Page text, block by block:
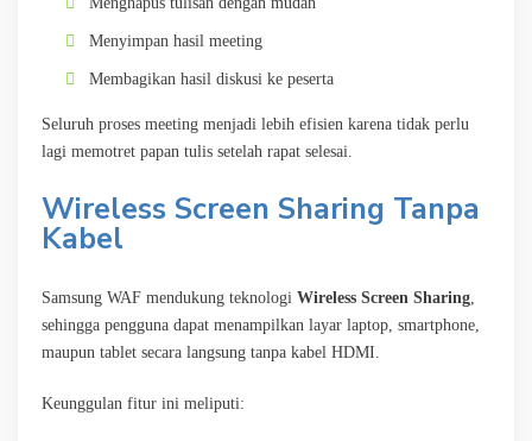
Menyimpan hasil meeting
Membagikan hasil diskusi ke peserta
Seluruh proses meeting menjadi lebih efisien karena tidak perlu
lagi memotret papan tulis setelah rapat selesai.
Wireless Screen Sharing Tanpa
Kabel
Samsung WAF mendukung teknologi Wireless Screen Sharing
sehingga pengguna dapat menampilkan layar laptop, smartphone,
maupun tablet secara langsung tanpa kabel HDMI.
Keunggulan fitur ini meliputi: